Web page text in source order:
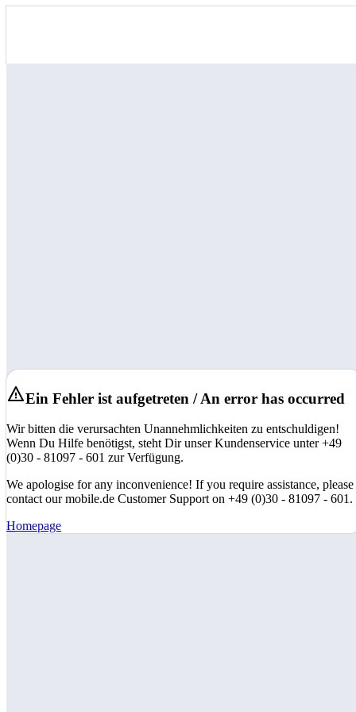
Ein Fehler ist aufgetreten / An error has occurred
Wir bitten die verursachten Unannehmlichkeiten zu entschuldigen!
Wenn Du Hilfe benötigst, steht Dir unser Kundenservice unter +49
(0)30 - 81097 - 601 zur Verfügung.
We apologise for any inconvenience! If you require assistance, please
contact our mobile.de Customer Support on +49 (0)30 - 81097 - 601.
Homepage